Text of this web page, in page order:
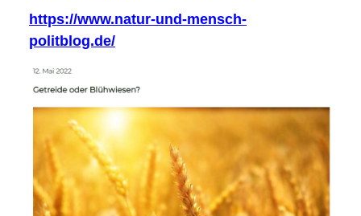
https://www.natur-und-mensch-
politblog.de/